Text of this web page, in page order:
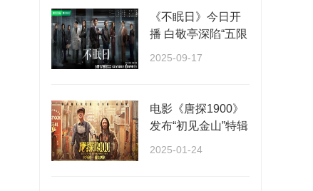
《不眠日》今日开
播 白敬亭深陷“五限
2025-09-17
电影《唐探1900》
发布“初见金山”特辑
2025-01-24